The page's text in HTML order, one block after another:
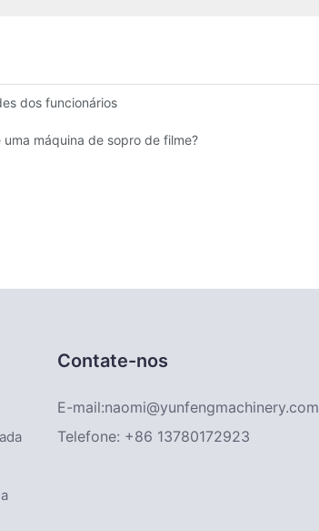
são suas vantagens e desvantagens.
dos funcionários
uma máquina de sopro de filme?
Contate-nos
E-mail:naomi@yunfengmachinery.com
Telefone: +86 13780172923